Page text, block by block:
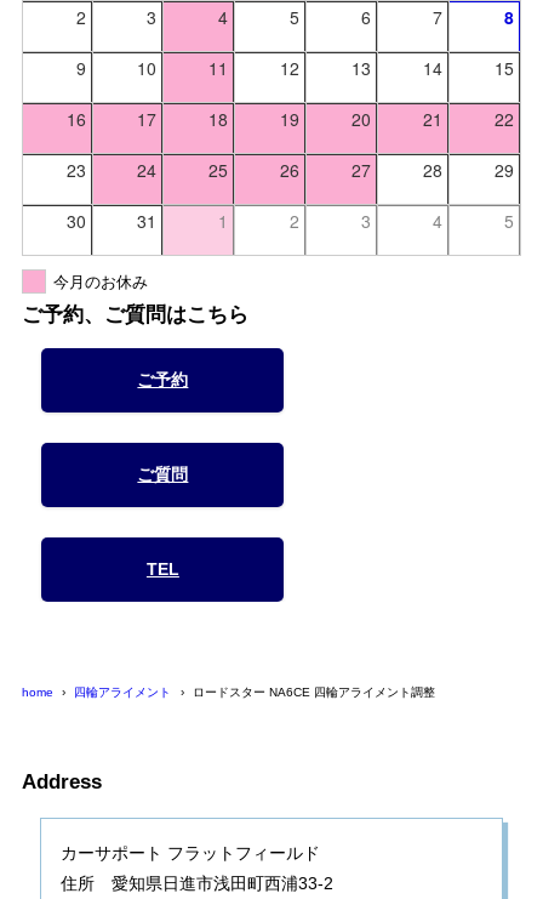
2 3 4 5 6 7 8
9 10 11 12 13 14 15
16 17 18 19 20 21 22
23 24 25 26 27 28 29
30 31 1 2 3 4 5
今月のお休み
ご予約、ご質問はこちら
ご予約
ご質問
TEL
home 四輪アライメント ロードスター NA6CE 四輪アライメント調整
Address
カーサポート フラットフィールド
住所 愛知県日進市浅田町西浦33-2